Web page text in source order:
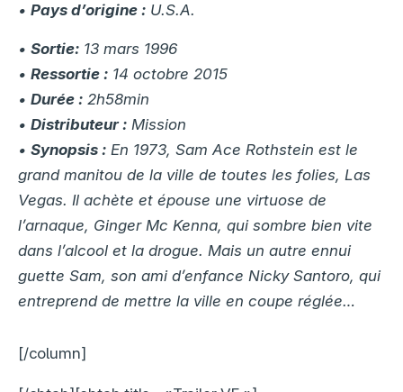
• Pays d’origine : U.S.A.
• Sortie: 13 mars 1996
• Ressortie : 14 octobre 2015
• Durée : 2h58min
• Distributeur : Mission
• Synopsis : En 1973, Sam Ace Rothstein est le
grand manitou de la ville de toutes les folies, Las
Vegas. Il achète et épouse une virtuose de
l’arnaque, Ginger Mc Kenna, qui sombre bien vite
dans l’alcool et la drogue. Mais un autre ennui
guette Sam, son ami d’enfance Nicky Santoro, qui
entreprend de mettre la ville en coupe réglée…
[/column]